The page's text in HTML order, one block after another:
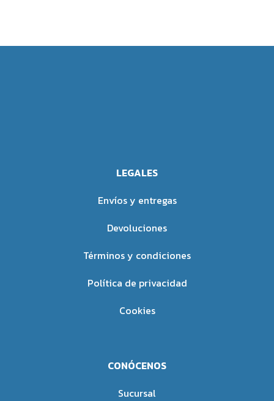
LEGALES
Envíos y entregas
Devoluciones
Términos y condiciones
Política de privacidad
Cookies
CONÓCENOS
Sucursal